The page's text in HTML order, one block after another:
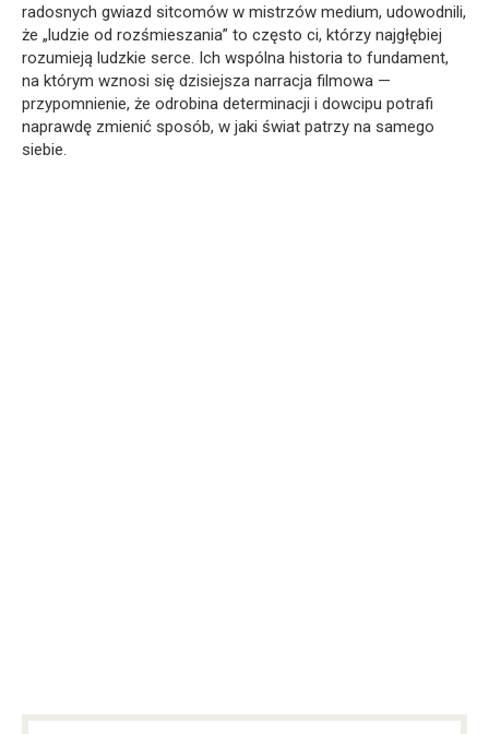
radosnych gwiazd sitcomów w mistrzów medium, udowodnili,
że „ludzie od rozśmieszania” to często ci, którzy najgłębiej
rozumieją ludzkie serce. Ich wspólna historia to fundament,
na którym wznosi się dzisiejsza narracja filmowa —
przypomnienie, że odrobina determinacji i dowcipu potrafi
naprawdę zmienić sposób, w jaki świat patrzy na samego
siebie.